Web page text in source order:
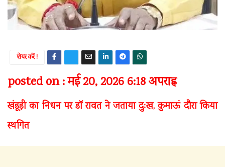
शेयर करें !
posted on : मई 20, 2026 6:18 अपराह्न
खंडूड़ी का निधन पर डॉ रावत ने जताया दुःख, कुमाऊं दौरा किया
स्थगित